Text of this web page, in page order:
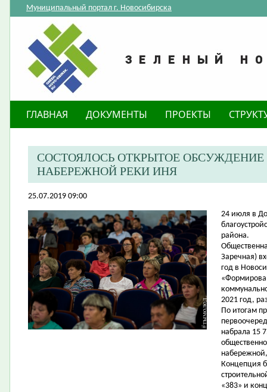
Муниципальный портал г. Новосибирска
ГЛАВНАЯ ДОКУМЕНТЫ ПРОЕКТЫ
СОСТОЯЛОСЬ ОТКРЫТОЕ
НАБЕРЕЖНОЙ РЕКИ ИНЯ
25.07.2019 09:00
24 июля в
района.
Заречная)
год в
2021 год,
По итогам
набрала 15
Концепция
«383» и